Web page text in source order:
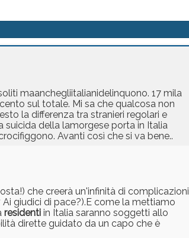
maanchegliitalianidelinquono. 17 mila
sul totale. Mi sa che qualcosa non
la differenza tra stranieri regolari e
suicida della lamorgese porta in Italia
Avanti così che si va bene..
che creerà un'infinità di complicazioni
giudici di pace?).E come la mettiamo
residenti in Italia saranno soggetti allo
dirette guidato da un capo che è